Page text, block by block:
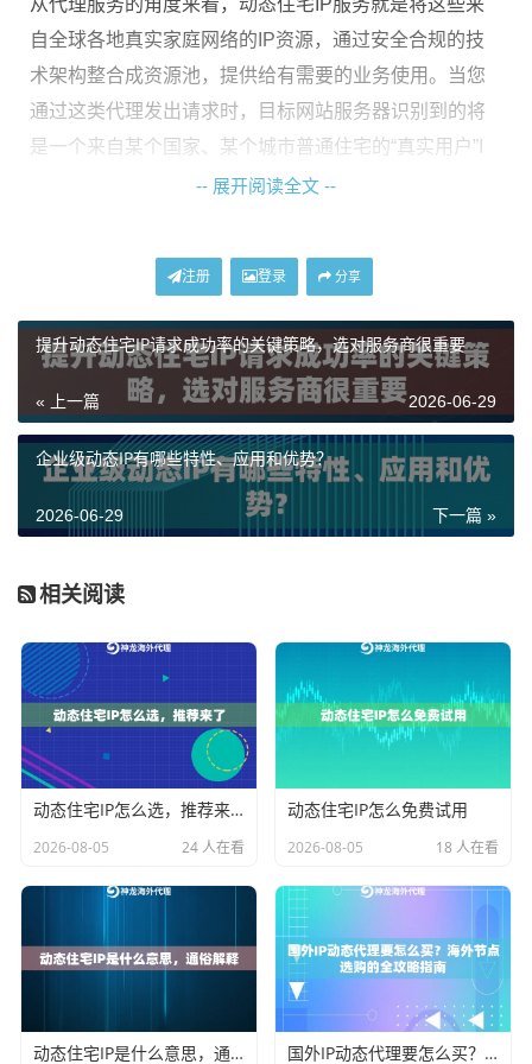
从代理服务的角度来看，动态住宅IP服务就是将这些来
自全球各地真实家庭网络的IP资源，通过安全合规的技
术架构整合成资源池，提供给有需要的业务使用。当您
通过这类代理发出请求时，目标网站服务器识别到的将
是一个来自某个国家、某个城市普通住宅的“真实用户”I
P，这极大地降低了访问行为被识别为异常或自动化的风
为什么业务场景需要动态住宅IP？
许多线上平台，尤其是社交媒体、电商网站、数据服务
平台等，都部署了复杂的风控机制。这些机制会分析访
问IP的属性，频繁使用数据中心IP或单一IP进行大量、重
复的操作，极易触发限制，导致账号被封、数据获取失
败或验证流程复杂化。
动态住宅IP的核心价值在于其真实性与流动性。使用
用户发起的访问模式。这对于需要在不同地区测试服
务、管理多个地区账号、进行市场调研或数据收集的业
务至关重要。它并非为了“限制”，而是为了让您的自动化
或半自动化业务，能够在一个更接近人类真实用户网络
环境的基础上稳定、顺畅地运行，从而保障业务连续性
和数据获取的有效性。
如何选择适合的动态住宅IP服务？关键考量点
面对市场上众多的代理IP服务，选择时不能只看价格，
更需要从业务需求本质出发。以下是几个核心的选型维
1. IP资源的真实性与纯净度：这是动态住宅IP的立身之
-- 展开阅读全文 --
注册 登录 分享
提升动态住宅IP请求成功率的关键策略，选对服务商很重要
« 上一篇 2026-06-29
企业级动态IP有哪些特性、应用和优势？
下一篇 »
2026-06-29
相关阅读
动态住宅IP怎么选，推荐来了
2026-08-05 24 人在看
动态住宅IP怎么免费试用
2026-08-05 18 人在看
动态住宅IP是什么意思，通俗解释 国外IP动态代理要怎么买？海外节点选购的全攻略指南